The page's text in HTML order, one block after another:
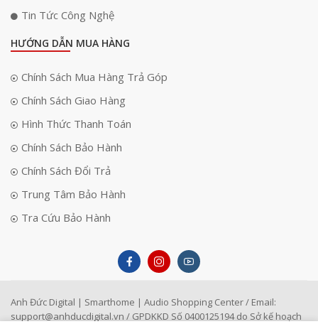
Khi cần, bạn chỉ cần nhấp vào góc quan sát đã đặt trước, camera sẽ tự
Khi có sự đột nhập hoặc hoạt động bất thường được phát hiện,camera
Tin Tức Công Nghệ
HƯỚNG DẪN MUA HÀNG
Chính Sách Mua Hàng Trả Góp
Chính Sách Giao Hàng
Hình Thức Thanh Toán
Chính Sách Bảo Hành
Chính Sách Đổi Trả
Trung Tâm Bảo Hành
Tra Cứu Bảo Hành
Anh Đức Digital | Smarthome | Audio Shopping Center / Email:
support@anhducdigital.vn / GPDKKD Số 0400125194 do Sở kế hoạch